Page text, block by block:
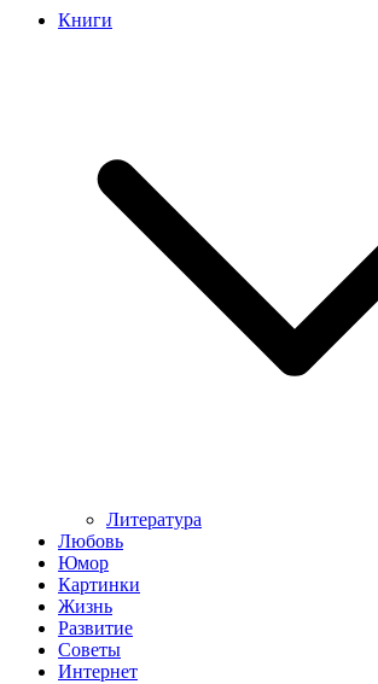
Книги
Литература
Любовь
Юмор
Картинки
Жизнь
Развитие
Советы
Интернет